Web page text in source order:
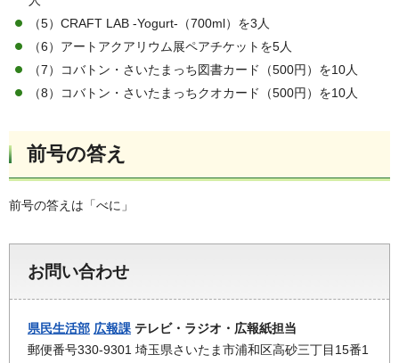
（5）CRAFT LAB -Yogurt-（700ml）を3人
（6）アートアクアリウム展ペアチケットを5人
（7）コバトン・さいたまっち図書カード（500円）を10人
（8）コバトン・さいたまっちクオカード（500円）を10人
前号の答え
前号の答えは「べに」
お問い合わせ
県民生活部 広報課 テレビ・ラジオ・広報紙担当
郵便番号330-9301 埼玉県さいたま市浦和区高砂三丁目15番1